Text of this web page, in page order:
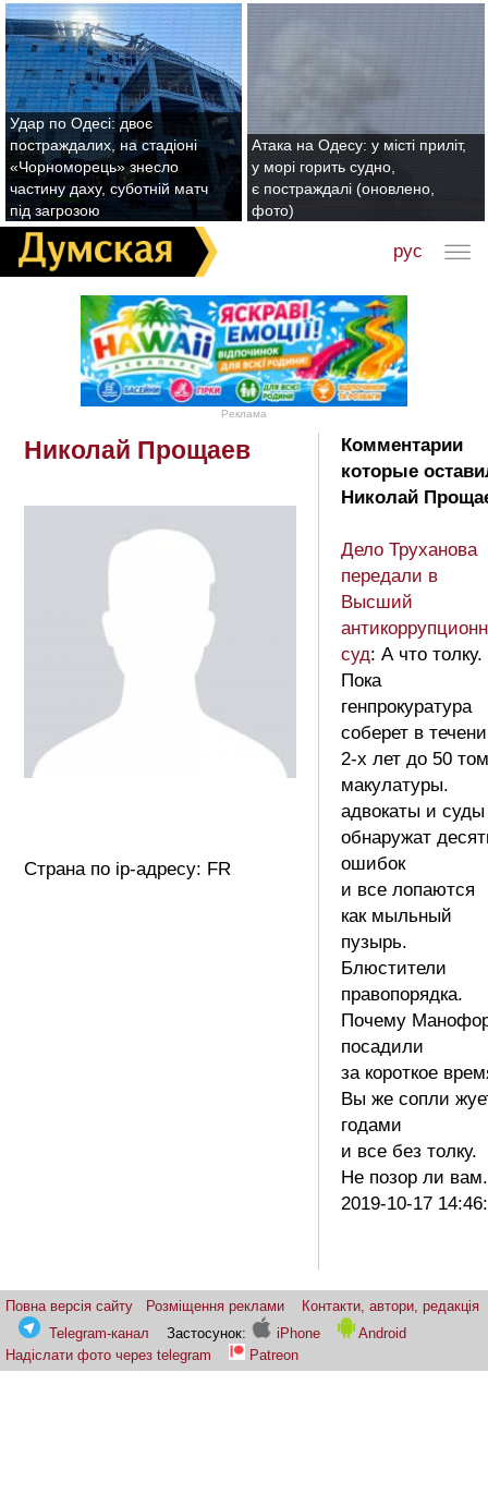
Удар по Одесі: двоє
постраждалих, на стадіоні
«Чорноморець» знесло
частину даху, суботній матч
під загрозою
Атака на Одесу: у місті приліт,
у морі горить судно,
є постраждалі (оновлено,
фото)
рус
Реклама
Николай Прощаев
Страна по ip-адресу: FR
Комментарии
которые
Николай
Дело Труханова
передали в
Высший
суд: А что толку.
Пока
генпрокуратура
соберет в
2-х лет до 50
макулатуры.
адвокаты и суды
обнаружат
ошибок
и все лопаются
как мыльный
пузырь.
Блюстители
правопорядка.
Почему
посадили
за короткое
Вы же сопли
годами
и все без толку.
Не позор ли
2019-10-17
Повна версія сайту Розміщення реклами
Контакти, автори, редакція
Telegram-канал
Застосунок: iPhone
Android
Надіслати фото через telegram
Patreon